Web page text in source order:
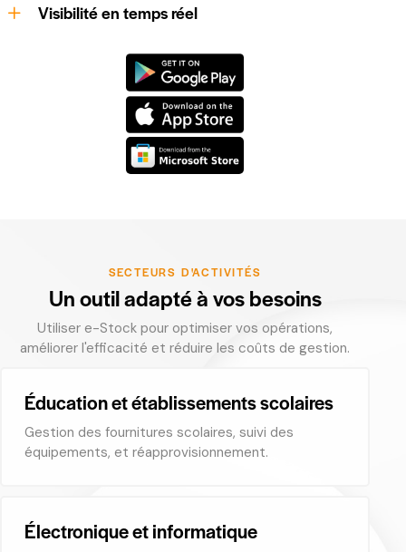
Visibilité en temps réel
SECTEURS D'ACTIVITÉS
Un outil adapté à vos besoins
Utiliser e-Stock pour optimiser vos opérations,
améliorer l'efficacité et réduire les coûts de gestion.
Éducation et établissements scolaires
Gestion des fournitures scolaires, suivi des
équipements, et réapprovisionnement.
Électronique et informatique